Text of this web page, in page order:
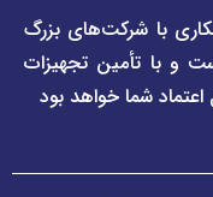
بزرگ
تجهیزات
بود